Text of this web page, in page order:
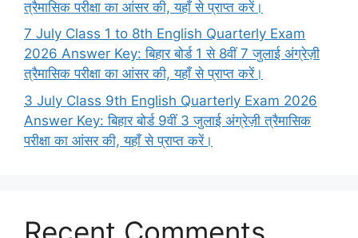
त्रैमासिक परीक्षा का आंसर की, यहाँ से प्राप्त करें।
7 July Class 1 to 8th English Quarterly Exam
2026 Answer Key: बिहार बोर्ड 1 से 8वीं 7 जुलाई अंग्रेज़ी
त्रैमासिक परीक्षा का आंसर की, यहाँ से प्राप्त करें।
3 July Class 9th English Quarterly Exam 2026
Answer Key: बिहार बोर्ड 9वीं 3 जुलाई अंग्रेज़ी त्रैमासिक
परीक्षा का आंसर की, यहाँ से प्राप्त करें।